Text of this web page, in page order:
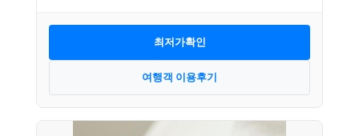
최저가확인
여행객 이용후기